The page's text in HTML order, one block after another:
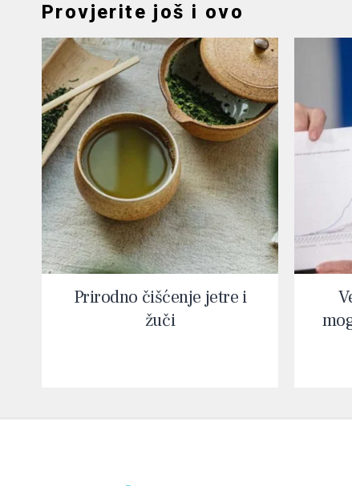
Provjerite još i ovo
Prirodno čišćenje jetre i
žuči